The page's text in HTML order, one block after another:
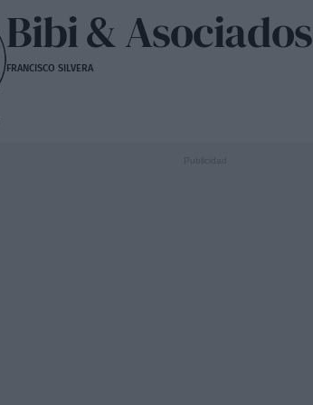
Bibi & Asociados
FRANCISCO SILVERA